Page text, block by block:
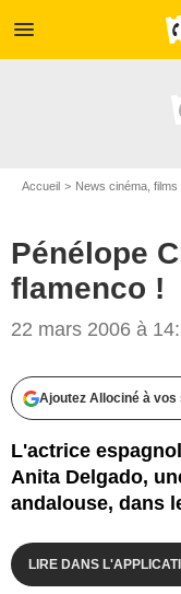
menu
Accueil News cinéma,
Pénélope
flamenco !
22 mars 2006 à
Ajoutez Allociné à
L'actrice
Anita Delgado,
andalouse, dans
LIRE DANS